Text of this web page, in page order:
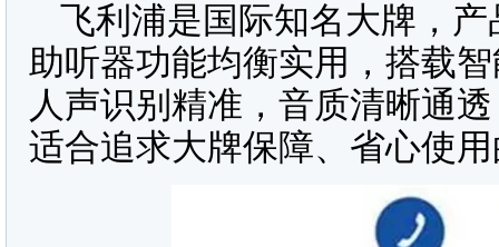
飞利浦是国际知名大牌，
助听器功能均衡实用，搭载
人声识别精准，音质清晰通
适合追求大牌保障、省心使